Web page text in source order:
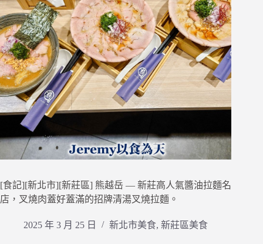
[食記][新北市][新莊區] 熊越岳 — 新莊高人氣醬油拉麵名
店，叉燒肉蓋好蓋滿的招牌清湯叉燒拉麵。
2025 年 3 月 25 日 新北市美食, 新莊區美食